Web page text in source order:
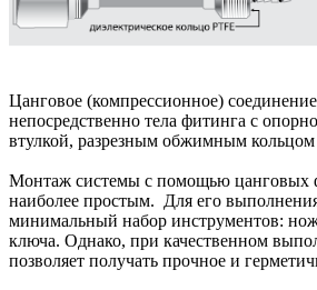
Цанговое (компрессионное)
непосредственно тела фитинга с
втулкой, разрезным обжимным
Монтаж системы с помощью цанговых
наиболее простым. Для его выполнения
минимальный набор инструментов:
ключа. Однако, при качественном
позволяет получать прочное и